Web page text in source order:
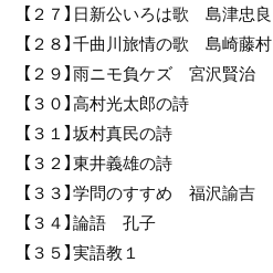
【２７】日新公いろは歌 島津忠良
【２８】千曲川旅情の歌 島崎藤村
【２９】雨ニモ負ケズ 宮沢賢治
【３０】高村光太郎の詩
【３１】坂村真民の詩
【３２】東井義雄の詩
【３３】学問のすすめ 福沢諭吉
【３４】論語 孔子
【３５】実語教１